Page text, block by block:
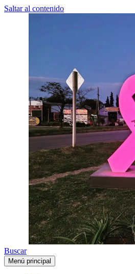
Saltar al contenido
Buscar
Menú principal